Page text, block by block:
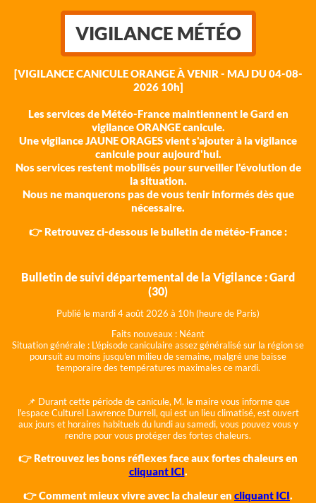
VIGILANCE MÉTÉO
[VIGILANCE CANICULE ORANGE À VENIR - MAJ DU 04-08-
2026 10h]
Les services de Météo-France maintiennent le Gard en
vigilance ORANGE canicule.
Une vigilance JAUNE ORAGES vient s'ajouter à la vigilance
canicule pour aujourd'hui.
Nos services restent mobilisés pour surveiller l'évolution de
la situation.
Nous ne manquerons pas de vous tenir informés dès que
nécessaire.
👉 Retrouvez ci-dessous le bulletin de météo-France :
Bulletin de suivi départemental de la Vigilance : Gard
(30)
Publié le mardi 4 août 2026 à 10h (heure de Paris)
Faits nouveaux : Néant
Situation générale : L'épisode caniculaire assez généralisé sur la région se
poursuit au moins jusqu'en milieu de semaine, malgré une baisse
temporaire des températures maximales ce mardi.
📌 Durant cette période de canicule, M. le maire vous informe que
l'espace Culturel Lawrence Durrell, qui est un lieu climatisé, est ouvert
aux jours et horaires habituels du lundi au samedi, vous pouvez vous y
rendre pour vous protéger des fortes chaleurs.
👉 Retrouvez les bons réflexes face aux fortes chaleurs en
cliquant ICI.
👉 Comment mieux vivre avec la chaleur en cliquant ICI.